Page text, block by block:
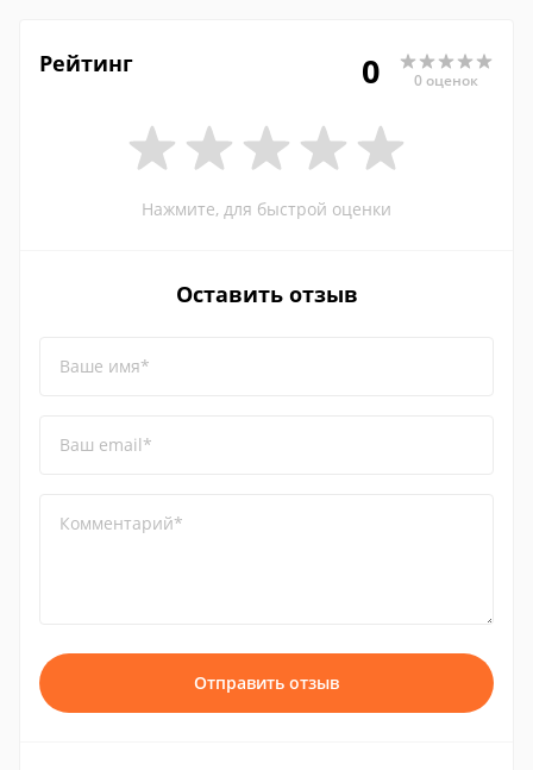
Рейтинг 0 0 оценок
Нажмите, для быстрой оценки
Оставить отзыв
Ваше имя*
Ваш email*
Комментарий*
Отправить отзыв